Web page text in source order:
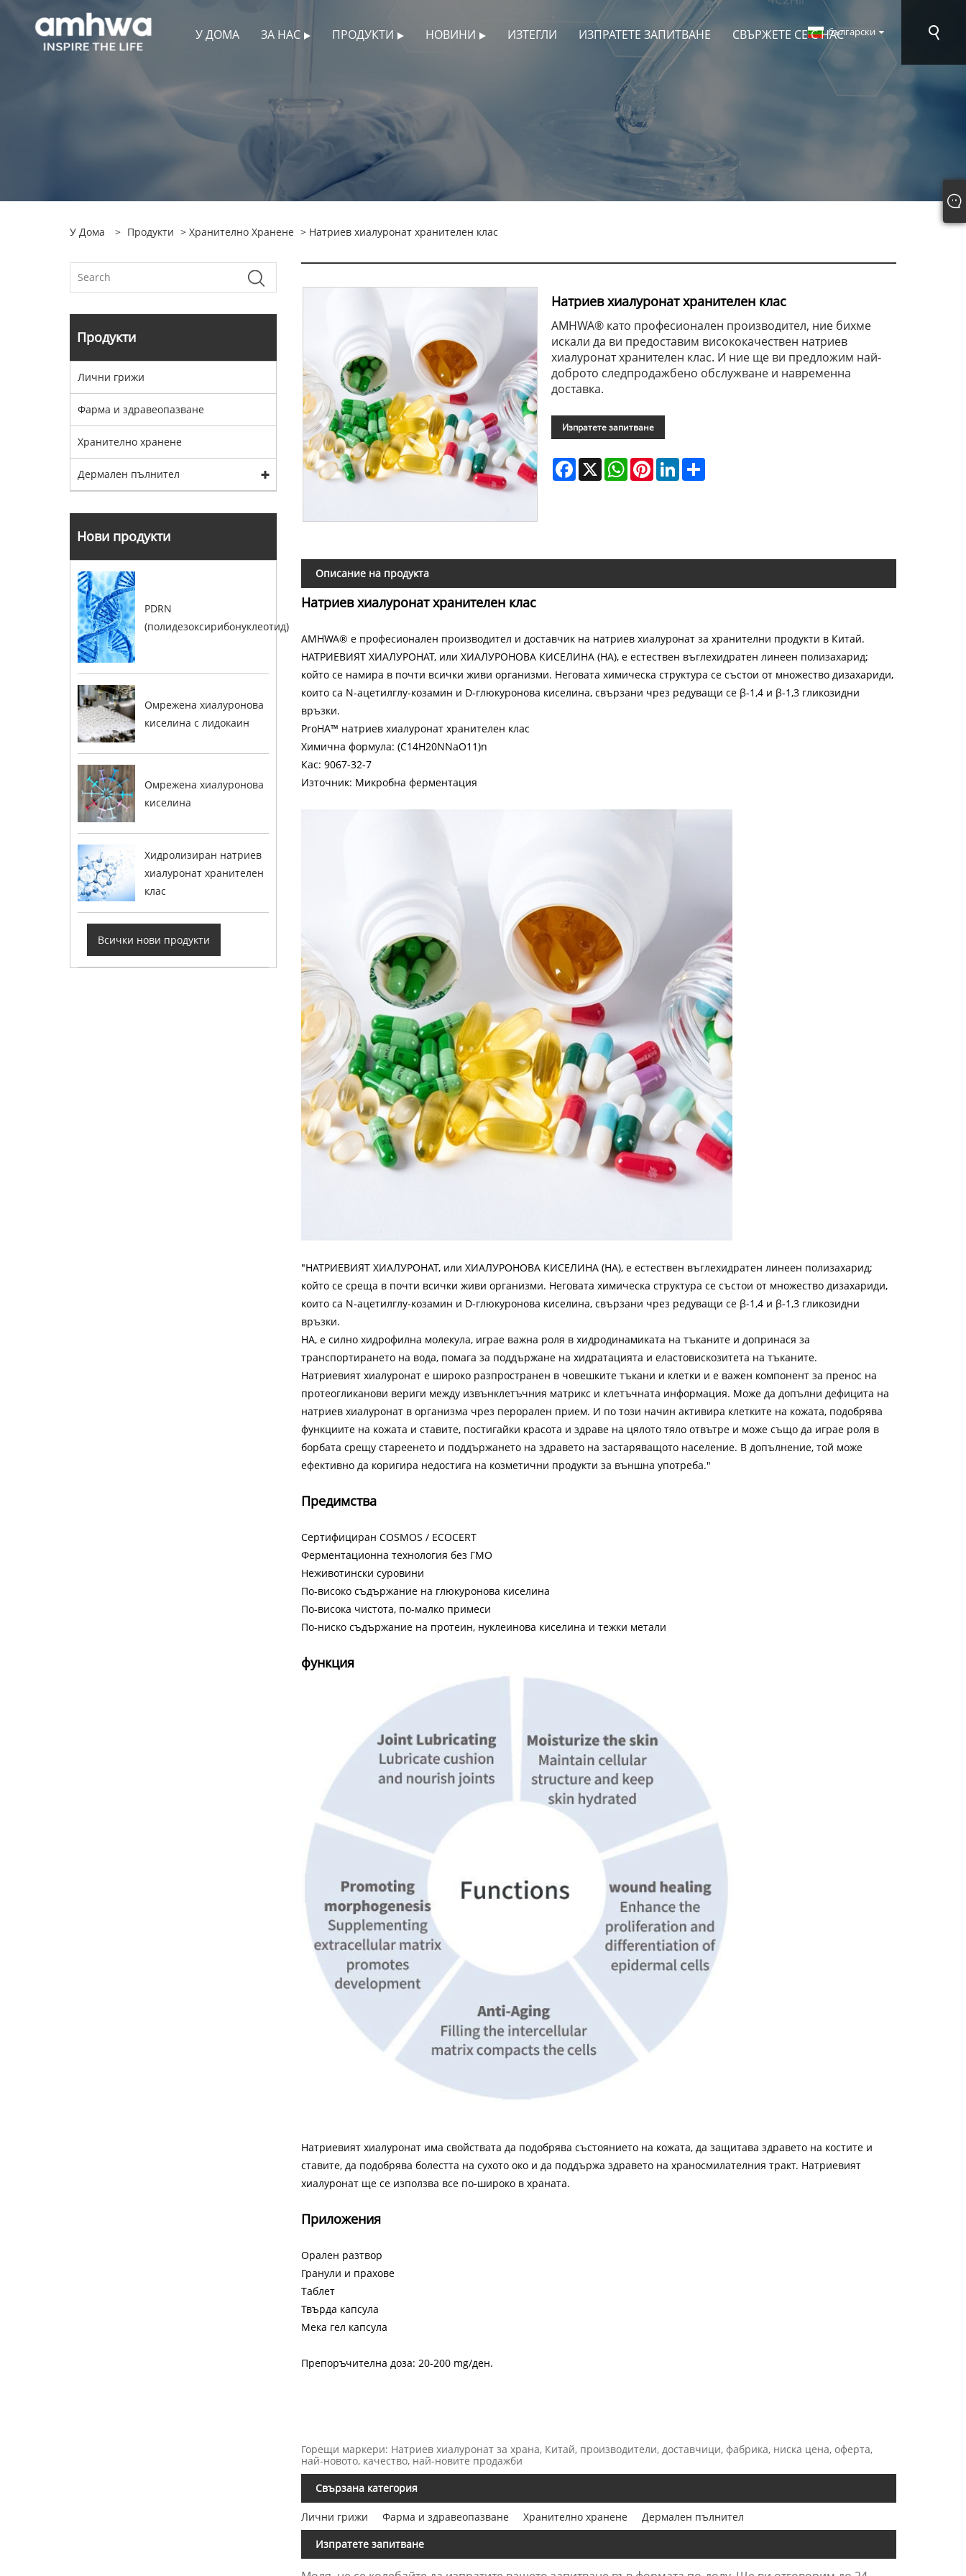
У ДОМА ЗА НАС ПРОДУКТИ НОВИНИ ИЗТЕГЛИ ИЗПРАТЕТЕ ЗАПИТВАНЕ СВЪРЖЕТЕ СЕ С НАСбългарски
У Дома > Продукти > Хранително Хранене > Натриев хиалуронат хранителен клас
Продукти
Лични грижи
Фарма и здравеопазване
Хранително хранене
Дермален пълнител
Нови продукти
PDRN
(полидезоксирибонуклеотид)
Омрежена хиалуронова
киселина с лидокаин
Омрежена хиалуронова
киселина
Хидролизиран натриев
хиалуронат хранителен
клас
Всички нови продукти
Натриев хиалуронат хранителен клас
AMHWA® като професионален производител, ние бихме
искали да ви предоставим висококачествен натриев
хиалуронат хранителен клас. И ние ще ви предложим най-
доброто следпродажбено обслужване и навременна
доставка.
Изпратете запитване
Facebook
X WhatsAppPinterestLinkedInShare
Описание на продукта
Натриев хиалуронат хранителен клас
AMHWA® е професионален производител и доставчик на натриев хиалуронат за хранителни продукти в Китай.
НАТРИЕВИЯТ ХИАЛУРОНАТ, или ХИАЛУРОНОВА КИСЕЛИНА (НА), е естествен въглехидратен линеен полизахарид;
който се намира в почти всички живи организми. Неговата химическа структура се състои от множество дизахариди,
които са N-ацетилглу-козамин и D-глюкуронова киселина, свързани чрез редуващи се β-1,4 и β-1,3 гликозидни
връзки.
ProHA™ натриев хиалуронат хранителен клас
Химична формула: (C14H20NNaO11)n
Кас: 9067-32-7
Източник: Микробна ферментация
"НАТРИЕВИЯТ ХИАЛУРОНАТ, или ХИАЛУРОНОВА КИСЕЛИНА (НА), е естествен въглехидратен линеен полизахарид;
който се среща в почти всички живи организми. Неговата химическа структура се състои от множество дизахариди,
които са N-ацетилглу-козамин и D-глюкуронова киселина, свързани чрез редуващи се β-1,4 и β-1,3 гликозидни
връзки.
HA, е силно хидрофилна молекула, играе важна роля в хидродинамиката на тъканите и допринася за
транспортирането на вода, помага за поддържане на хидратацията и еластовискозитета на тъканите.
Натриевият хиалуронат е широко разпространен в човешките тъкани и клетки и е важен компонент за пренос на
протеогликанови вериги между извънклетъчния матрикс и клетъчната информация. Може да допълни дефицита на
натриев хиалуронат в организма чрез перорален прием. И по този начин активира клетките на кожата, подобрява
функциите на кожата и ставите, постигайки красота и здраве на цялото тяло отвътре и може също да играе роля в
борбата срещу стареенето и поддържането на здравето на застаряващото население. В допълнение, той може
ефективно да коригира недостига на козметични продукти за външна употреба."
Предимства
Сертифициран COSMOS / ECOCERT
Ферментационна технология без ГМО
Неживотински суровини
По-високо съдържание на глюкуронова киселина
По-висока чистота, по-малко примеси
По-ниско съдържание на протеин, нуклеинова киселина и тежки метали
функция
Натриевият хиалуронат има свойствата да подобрява състоянието на кожата, да защитава здравето на костите и
ставите, да подобрява болестта на сухото око и да поддържа здравето на храносмилателния тракт. Натриевият
хиалуронат ще се използва все по-широко в храната.
Приложения
Орален разтвор
Гранули и прахове
Таблет
Твърда капсула
Мека гел капсула
Препоръчителна доза: 20-200 mg/ден.
Горещи маркери: Натриев хиалуронат за храна, Китай, производители, доставчици, фабрика, ниска цена, оферта,
най-новото, качество, най-новите продажби
Свързана категория
Лични грижи Фарма и здравеопазване Хранително хранене Дермален пълнител
Изпратете запитване